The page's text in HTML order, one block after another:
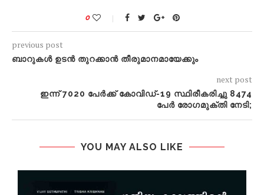
0
previous post
ബാറുകള്‍ ഉടന്‍ തുറക്കാന്‍ തീരുമാനമായേക്കും
next post
ഇന്ന് 7020 പേര്‍ക്ക് കോവിഡ്-19 സ്ഥിരീകരിച്ചു 8474
പേര്‍ രോഗമുക്തി നേടി;
YOU MAY ALSO LIKE